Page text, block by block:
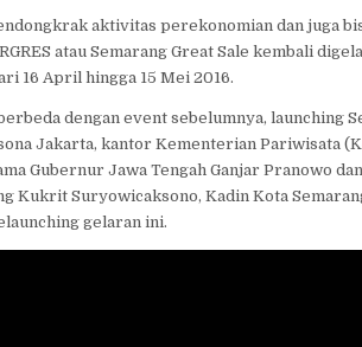
aktivitas perekonomian dan juga
atau Semarang Great Sale kembali
16 April hingga 15 Mei 2016.
dengan event sebelumnya, launching
Jakarta, kantor Kementerian Pariwisata
Gubernur Jawa Tengah Ganjar Pranowo
Kukrit Suryowicaksono, Kadin Kota
gelaran ini.